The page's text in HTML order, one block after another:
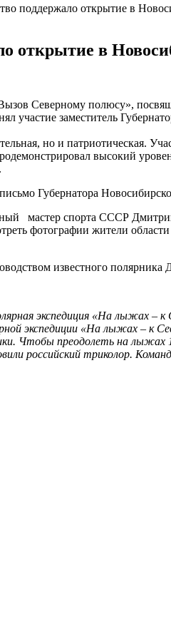
поддержало открытие в
открытие в
Северному полюсу»,
участие заместитель
но и патриотическая.
высокий
Губернатора
мастер спорта СССР
фотографии жители
известного
экспедиция «На лыжах
экспедиции «На лыжах – к
Чтобы преодолеть на лыжах
российский триколор.